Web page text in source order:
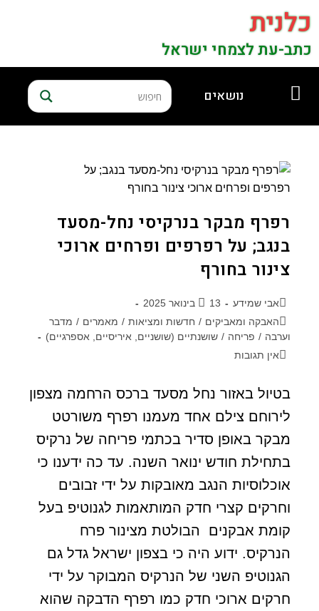
כלנית
כתב-עת לצמחי ישראל
נושאים
רפרף מבקר בנרקיסי נחל-מסעד
בנגב; על רפרפים ופרחים ארוכי
צינור בחורף
אבי שמידע
13 בינואר 2025
האבקה ומאביקים / חדשות ומציאות / מאמרים / מדבר
וערבה / פריחה / שושנתיים (שושניים, איריסיים, אספרגיים)
אין תגובות
בטיול באזור נחל מסעד ברכס הרחמה מצפון
לירוחם צילם אחד מעמנו רפרף משורטט
מבקר באופן סדיר בכתמי פריחה של נרקיס
בתחילת חודש ינואר השנה. עד כה ידענו כי
אוכלוסיות הנגב מאובקות על ידי זבובים
וחרקים קצרי חדק המותאמות לגנוטיפ בעל
קומת אבקנים הבולטת מצינור פרח
הנרקיס. ידוע היה כי בצפון ישראל גדל גם
הגנוטיפ השני של הנרקיס המבוקר על ידי
חרקים ארוכי חדק כמו רפרף הדבקה שהוא